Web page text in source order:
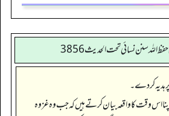
الله سنن نسائي تحت الحديث3856
ہدیہ کر دے۔
اس وقت کا واقعہ بیان کرتے ہیں کہ جب وہ غزوہ